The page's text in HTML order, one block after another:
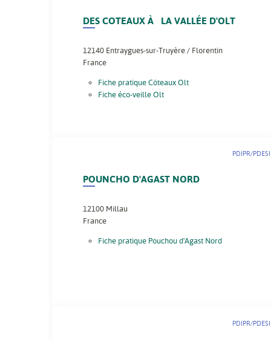
DES COTEAUX À LA VALLÉE D'OLT
12140 Entraygues-sur-Truyère / Florentin
France
Fiche pratique Côteaux Olt
Fiche éco-veille Olt
POUNCHO D'AGAST NORD
PDIPR/PDESI
12100 Millau
France
Fiche pratique Pouchou d'Agast Nord
PDIPR/PDESI